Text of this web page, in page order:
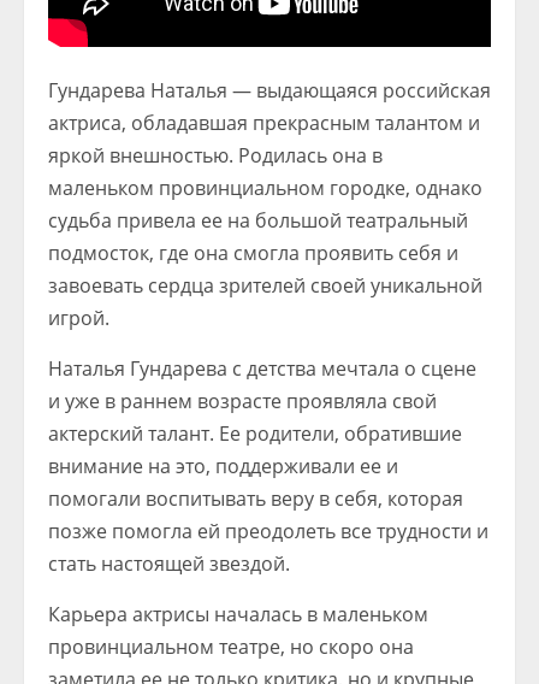
Гундарева Наталья — выдающаяся российская
актриса, обладавшая прекрасным талантом и
яркой внешностью. Родилась она в
маленьком провинциальном городке, однако
судьба привела ее на большой театральный
подмосток, где она смогла проявить себя и
завоевать сердца зрителей своей уникальной
игрой.
Наталья Гундарева с детства мечтала о сцене
и уже в раннем возрасте проявляла свой
актерский талант. Ее родители, обратившие
внимание на это, поддерживали ее и
помогали воспитывать веру в себя, которая
позже помогла ей преодолеть все трудности и
стать настоящей звездой.
Карьера актрисы началась в маленьком
провинциальном театре, но скоро она